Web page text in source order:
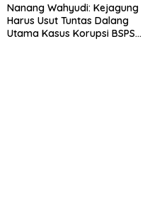
Nanang Wahyudi: Kejagung
Harus Usut Tuntas Dalang
Utama Kasus Korupsi BSPS